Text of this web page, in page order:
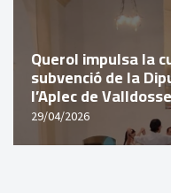
Querol impulsa la
subvenció de la
l’Aplec de
29/04/2026